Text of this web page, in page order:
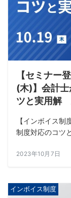
【セミナ
(木)】会計
ツと実用解
【インボイス
制度対応のコツ
2023年10月7日
インボイス制度